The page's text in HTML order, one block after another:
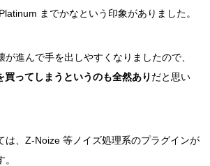
までかなという印象がありました。
が進んで手を出しやすくなりましたので、
ってしまうというのも全然あり だと思い
は、Z-Noize 等ノイズ処理系のプラグインが